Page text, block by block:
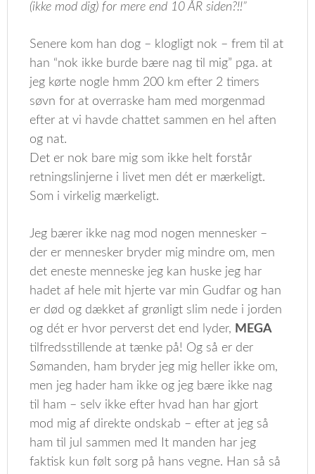
(ikke mod dig) for mere end 10 ÅR siden?!!”
Senere kom han dog – klogligt nok – frem til at
han “nok ikke burde bære nag til mig” pga. at
jeg kørte nogle hmm 200 km efter 2 timers
søvn for at overraske ham med morgenmad
efter at vi havde chattet sammen en hel aften
og nat.
Det er nok bare mig som ikke helt forstår
retningslinjerne i livet men dét er mærkeligt.
Som i virkelig mærkeligt.
Jeg bærer ikke nag mod nogen mennesker –
der er mennesker bryder mig mindre om, men
det eneste menneske jeg kan huske jeg har
hadet af hele mit hjerte var min Gudfar og han
er død og dækket af grønligt slim nede i jorden
og dét er hvor perverst det end lyder, MEGA
tilfredsstillende at tænke på! Og så er der
Sømanden, ham bryder jeg mig heller ikke om,
men jeg hader ham ikke og jeg bære ikke nag
til ham – selv ikke efter hvad han har gjort
mod mig af direkte ondskab – efter at jeg så
ham til jul sammen med It manden har jeg
faktisk kun følt sorg på hans vegne. Han så så